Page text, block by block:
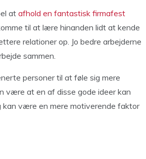
atafhold en fantastisk firmafest
til at lære hinanden lidt at kende
relationer op. Jo bedre arbejderne
sammen.
personer til at føle sig mere
være at en af disse gode ideer kan
være en mere motiverende faktor